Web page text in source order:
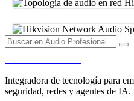
Integradora de tecnología para
seguridad, redes y agentes de IA.